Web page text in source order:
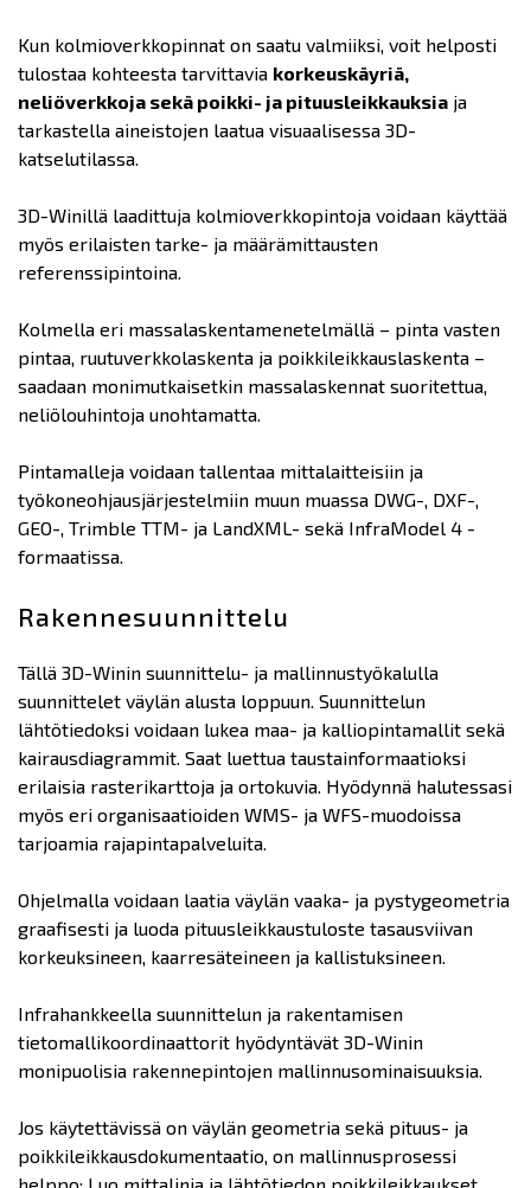
Kun kolmioverkkopinnat on saatu valmiiksi, voit helposti
tulostaa kohteesta tarvittavia korkeuskäyriä,
neliöverkkoja sekä poikki- ja pituusleikkauksia ja
tarkastella aineistojen laatua visuaalisessa 3D-
katselutilassa.
3D-Winillä laadittuja kolmioverkkopintoja voidaan käyttää
myös erilaisten tarke- ja määrämittausten
referenssipintoina.
Kolmella eri massalaskentamenetelmällä – pinta vasten
pintaa, ruutuverkkolaskenta ja poikkileikkauslaskenta –
saadaan monimutkaisetkin massalaskennat suoritettua,
neliölouhintoja unohtamatta.
Pintamalleja voidaan tallentaa mittalaitteisiin ja
työkoneohjausjärjestelmiin muun muassa DWG-, DXF-,
GEO-, Trimble TTM- ja LandXML- sekä InfraModel 4 -
formaatissa.
Rakennesuunnittelu
Tällä 3D-Winin suunnittelu- ja mallinnustyökalulla
suunnittelet väylän alusta loppuun. Suunnittelun
lähtötiedoksi voidaan lukea maa- ja kalliopintamallit sekä
kairausdiagrammit. Saat luettua taustainformaatioksi
erilaisia rasterikarttoja ja ortokuvia. Hyödynnä halutessasi
myös eri organisaatioiden WMS- ja WFS-muodoissa
tarjoamia rajapintapalveluita.
Ohjelmalla voidaan laatia väylän vaaka- ja pystygeometria
graafisesti ja luoda pituusleikkaustuloste tasausviivan
korkeuksineen, kaarresäteineen ja kallistuksineen.
Infrahankkeella suunnittelun ja rakentamisen
tietomallikoordinaattorit hyödyntävät 3D-Winin
monipuolisia rakennepintojen mallinnusominaisuuksia.
Jos käytettävissä on väylän geometria sekä pituus- ja
poikkileikkausdokumentaatio, on mallinnusprosessi